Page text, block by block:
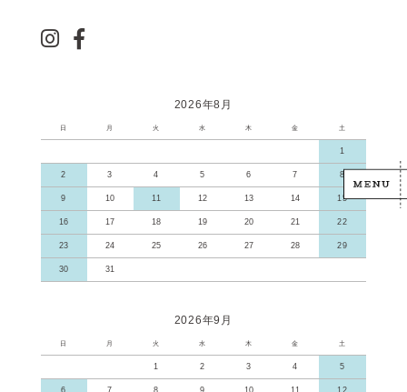
2026年8月
日 月 火 水 木 金 土
1
2 3 4 5 6 7 8
9 10 11 12 13 14 15
16 17 18 19 20 21 22
23 24 25 26 27 28 29
30 31
2026年9月
日 月 火 水 木 金 土
1 2 3 4 5
6 7 8 9 10 11 12